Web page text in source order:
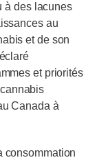
à des lacunes
au
et de son
et priorités
Canada à
consommation